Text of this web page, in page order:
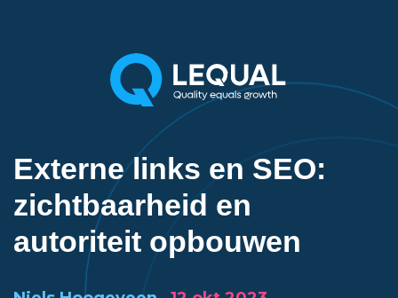
Externe links en SEO:
zichtbaarheid en
autoriteit opbouwen